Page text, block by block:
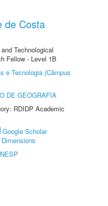
de Costa
Technological
Fellow - Level 1B
e Tecnologia (Câmpus
DE GEOGRAFIA
RDIDP Academic
Google Scholar
Dimensions